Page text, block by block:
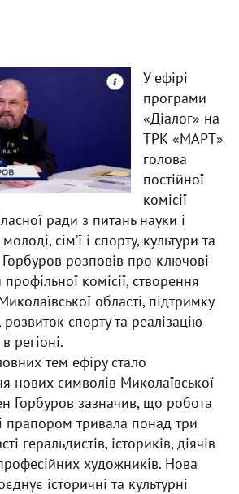
У ефірі
програми
«Діалог» на
ТРК «МАРТ»
голова
постійної
комісії
ради з питань науки і
сім’ї і спорту, культури та
розповів про ключові
комісії, створення
області, підтримку
спорту та реалізацію
регіоні.
тем ефіру стало
нових символів Миколаївської
Горбуров зазначив, що робота
прапором тривала понад три
геральдистів, істориків, діячів
художників. Нова
історичні та культурні